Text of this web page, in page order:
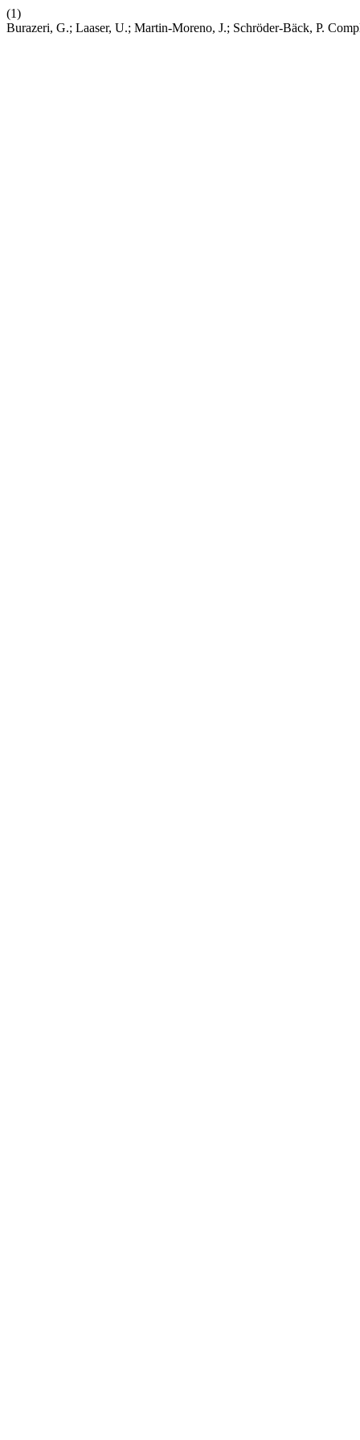
(1)
Burazeri, G.; Laaser, U.; Martin-Moreno, J.; Schröder-Bäck, P.